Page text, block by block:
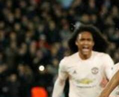
चैंपियन्स लीग:
लेखन Neeraj Pandey Mar 07, 2019
क्या है खबर?
बीती रात खेले गए चैंपियन्स
पहले लेग में PSG ने 2-0 से